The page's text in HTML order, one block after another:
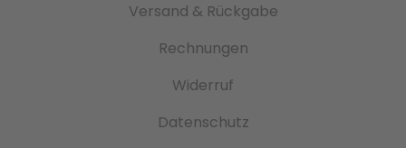
Versand & Rückgabe
Rechnungen
Widerruf
Datenschutz